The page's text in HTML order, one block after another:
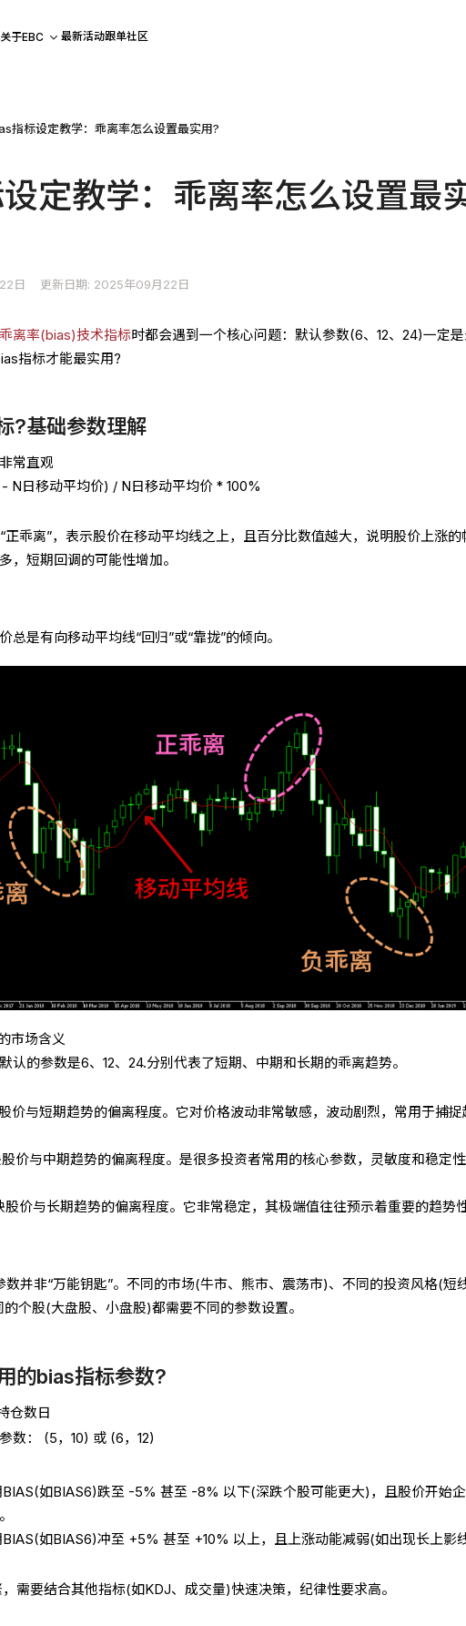
关于EBC 最新活动跟单社区
指标设定教学：乖离率怎么设置最实用?
定教学：乖离率怎么设置最
日 更新日期: 2025年09月22日
乖离率(bias)技术指标时都会遇到一个核心问题：默认参数(6、12、24)一定
指标才能最实用?
?基础参数理解
常直观
N日移动平均价) / N日移动平均价 * 100%
正乖离”，表示股价在移动平均线之上，且百分比数值越大，说明股价上涨的
，短期回调的可能性增加。
总是有向移动平均线“回归”或“靠拢”的倾向。
市场含义
认的参数是6、12、24.分别代表了短期、中期和长期的乖离趋势。
价与短期趋势的偏离程度。它对价格波动非常敏感，波动剧烈，常用于捕捉
股价与中期趋势的偏离程度。是很多投资者常用的核心参数，灵敏度和稳定
股价与长期趋势的偏离程度。它非常稳定，其极端值往往预示着重要的趋势
并非“万能钥匙”。不同的市场(牛市、熊市、震荡市)、不同的投资风格(短线
个股(大盘股、小盘股)都需要不同的参数设置。
的bias指标参数?
仓数日
数： (5，10) 或 (6，12)
如BIAS6)跌至 -5% 甚至 -8% 以下(深跌个股可能更大)，且股价开始
如BIAS6)冲至 +5% 甚至 +10% 以上，且上涨动能减弱(如出现长上影
需要结合其他指标(如KDJ、成交量)快速决策，纪律性要求高。